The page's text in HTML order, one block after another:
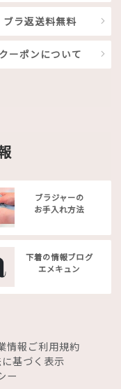
ブラ返送料無料
クーポンについて
ブラジャーの
お手入れ方法
下着の情報ブログ
エメキュン
情報 ご利用規約
基づく表示
ー